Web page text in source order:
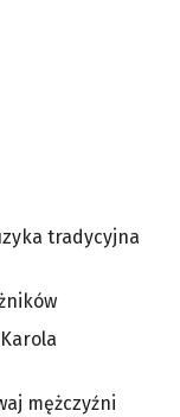
tradycyjna
mężczyźni